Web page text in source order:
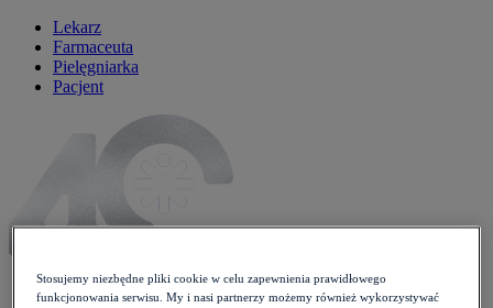
Lekarz
Farmaceuta
Pielęgniarka
Pacjent
Stosujemy niezbędne pliki cookie w celu zapewnienia prawidłowego
funkcjonowania serwisu. My i nasi partnerzy możemy również wykorzystywać